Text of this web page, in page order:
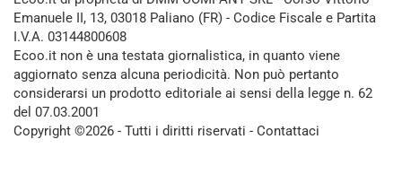
Emanuele II, 13, 03018 Paliano (FR) - Codice Fiscale e Partita
I.V.A. 03144800608
Ecoo.it non è una testata giornalistica, in quanto viene
aggiornato senza alcuna periodicità. Non può pertanto
considerarsi un prodotto editoriale ai sensi della legge n. 62
del 07.03.2001
Copyright ©2026 - Tutti i diritti riservati - Contattaci